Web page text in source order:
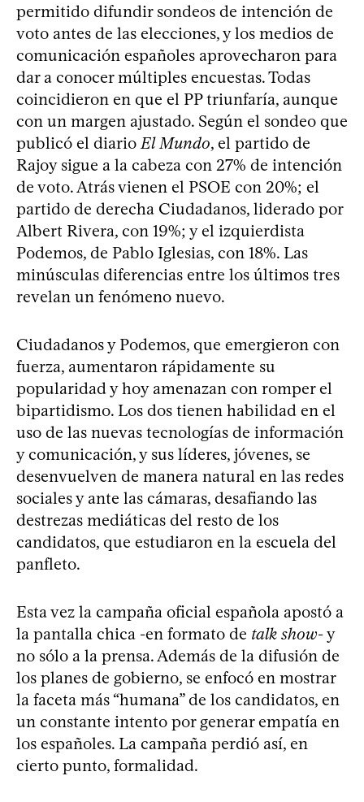
permitido difundir sondeos de intención de
voto antes de las elecciones, y los medios de
comunicación españoles aprovecharon para
dar a conocer múltiples encuestas. Todas
coincidieron en que el PP triunfaría, aunque
con un margen ajustado. Según el sondeo que
publicó el diario El Mundo, el partido de
Rajoy sigue a la cabeza con 27% de intención
de voto. Atrás vienen el PSOE con 20%; el
partido de derecha Ciudadanos, liderado por
Albert Rivera, con 19%; y el izquierdista
Podemos, de Pablo Iglesias, con 18%. Las
minúsculas diferencias entre los últimos tres
revelan un fenómeno nuevo.
Ciudadanos y Podemos, que emergieron con
fuerza, aumentaron rápidamente su
popularidad y hoy amenazan con romper el
bipartidismo. Los dos tienen habilidad en el
uso de las nuevas tecnologías de información
y comunicación, y sus líderes, jóvenes, se
desenvuelven de manera natural en las redes
sociales y ante las cámaras, desafiando las
destrezas mediáticas del resto de los
candidatos, que estudiaron en la escuela del
panfleto.
Esta vez la campaña oficial española apostó a
la pantalla chica -en formato de talk show- y
no sólo a la prensa. Además de la difusión de
los planes de gobierno, se enfocó en mostrar
la faceta más “humana” de los candidatos, en
un constante intento por generar empatía en
los españoles. La campaña perdió así, en
cierto punto, formalidad.